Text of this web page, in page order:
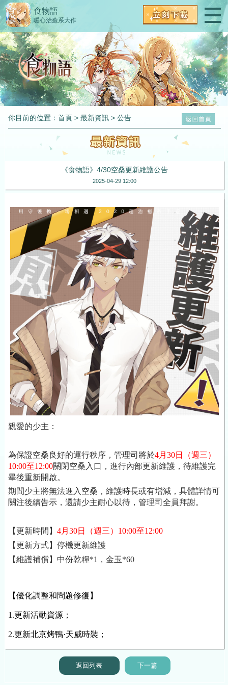
食物語
暖心治癒系大作
你目前的位置：首頁 >最新資訊 >公告
《食物語》4/30空桑更新維護公告
2025-04-29 12:00
親愛的少主：
為保證空桑良好的運行秩序，管理司將於4月30日
（週三）
10:00至12:00關閉空桑入口，進行內部更新維護，待維護完
畢後重新開啟。
期間少主將無法進入空桑，維護時長或有增減，具體詳情可
關注後續告示，還請少主耐心以待，管理司全員拜謝。
【更新時間】4月30日
（週三）10:00至12:00
【更新方式】停機更新維護
【維護補償】中份乾糧*1，金玉*60
【優化調整和問題修復】
1.更新活動資源；
2.更新北京烤鴨·天威時裝；
返回列表 下一篇